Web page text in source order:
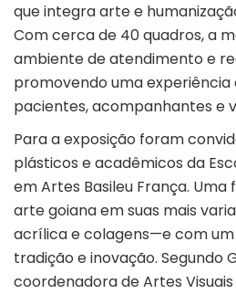
que integra arte e
Com cerca de 40 quadros, a
ambiente de atendimento e
promovendo uma
pacientes, acompanhantes e
Para a exposição foram
plásticos e acadêmicos da
em Artes Basileu França.
arte goiana em suas mais
acrílica e colagens—e com
tradição e inovação. Segundo
coordenadora de Artes Visuais